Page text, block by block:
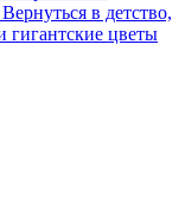
Вернуться в детство,
гигантские цветы